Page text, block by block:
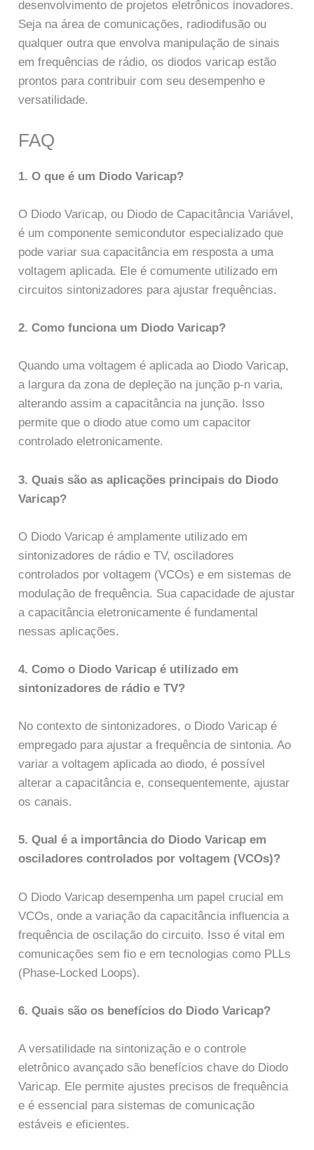
desenvolvimento de projetos eletrônicos inovadores.
Seja na área de comunicações, radiodifusão ou
qualquer outra que envolva manipulação de sinais
em frequências de rádio, os diodos varicap estão
prontos para contribuir com seu desempenho e
versatilidade.
FAQ
1. O que é um Diodo Varicap?
O Diodo Varicap, ou Diodo de Capacitância Variável,
é um componente semicondutor especializado que
pode variar sua capacitância em resposta a uma
voltagem aplicada. Ele é comumente utilizado em
circuitos sintonizadores para ajustar frequências.
2. Como funciona um Diodo Varicap?
Quando uma voltagem é aplicada ao Diodo Varicap,
a largura da zona de depleção na junção p-n varia,
alterando assim a capacitância na junção. Isso
permite que o diodo atue como um capacitor
controlado eletronicamente.
3. Quais são as aplicações principais do Diodo
Varicap?
O Diodo Varicap é amplamente utilizado em
sintonizadores de rádio e TV, osciladores
controlados por voltagem (VCOs) e em sistemas de
modulação de frequência. Sua capacidade de ajustar
a capacitância eletronicamente é fundamental
nessas aplicações.
4. Como o Diodo Varicap é utilizado em
sintonizadores de rádio e TV?
No contexto de sintonizadores, o Diodo Varicap é
empregado para ajustar a frequência de sintonia. Ao
variar a voltagem aplicada ao diodo, é possível
alterar a capacitância e, consequentemente, ajustar
os canais.
5. Qual é a importância do Diodo Varicap em
osciladores controlados por voltagem (VCOs)?
O Diodo Varicap desempenha um papel crucial em
VCOs, onde a variação da capacitância influencia a
frequência de oscilação do circuito. Isso é vital em
comunicações sem fio e em tecnologias como PLLs
(Phase-Locked Loops).
6. Quais são os benefícios do Diodo Varicap?
A versatilidade na sintonização e o controle
eletrônico avançado são benefícios chave do Diodo
Varicap. Ele permite ajustes precisos de frequência
e é essencial para sistemas de comunicação
estáveis e eficientes.